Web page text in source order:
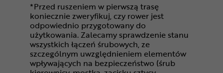
*Przed ruszeniem w pierwszą trasę
koniecznie zweryfikuj, czy rower jest
odpowiednio przygotowany do
użytkowania. Zalecamy sprawdzenie stanu
wszystkich łączeń śrubowych, ze
szczególnym uwzględnieniem elementów
wpływających na bezpieczeństwo (śrub